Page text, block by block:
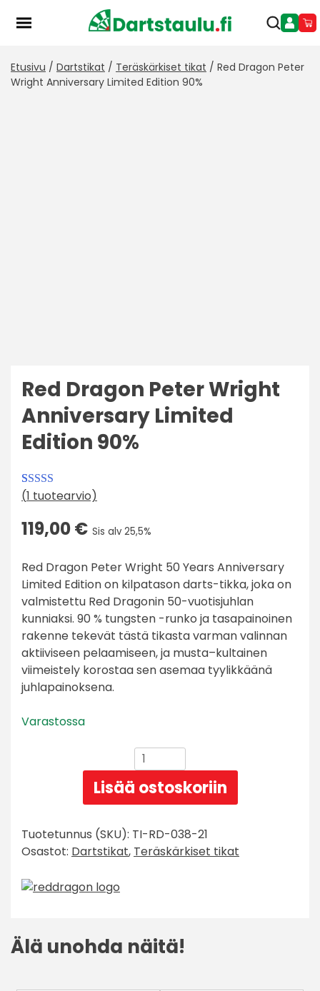
Etusivu / Dartstikat / Teräskärkiset tikat / Red Dragon Peter
Wright Anniversary Limited Edition 90%
Red Dragon Peter Wright
Anniversary Limited
Edition 90%
Arvio5.00
perustuen
1
arvotukseen.
(1 tuotearvio)
119,00€ Sis alv 25,5%
Red Dragon Peter Wright 50 Years Anniversary
Limited Edition on kilpatason darts-tikka, joka on
valmistettu Red Dragonin 50-vuotisjuhlan
kunniaksi. 90 % tungsten -runko ja tasapainoinen
rakenne tekevät tästä tikasta varman valinnan
aktiiviseen pelaamiseen, ja musta–kultainen
viimeistely korostaa sen asemaa tyylikkäänä
juhlapainoksena.
Varastossa
Dragon
Peter
Wright
Anniversary
Limited
Edition
määrä
Lisää ostoskoriin
Tuotetunnus (SKU): TI-RD-038-21
Osastot: Dartstikat, Teräskärkiset tikat
Älä unohda näitä!